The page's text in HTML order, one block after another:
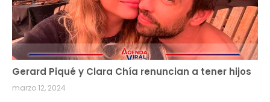
Gerard Piqué y Clara Chía renuncian a tener hijos
marzo 12, 2024